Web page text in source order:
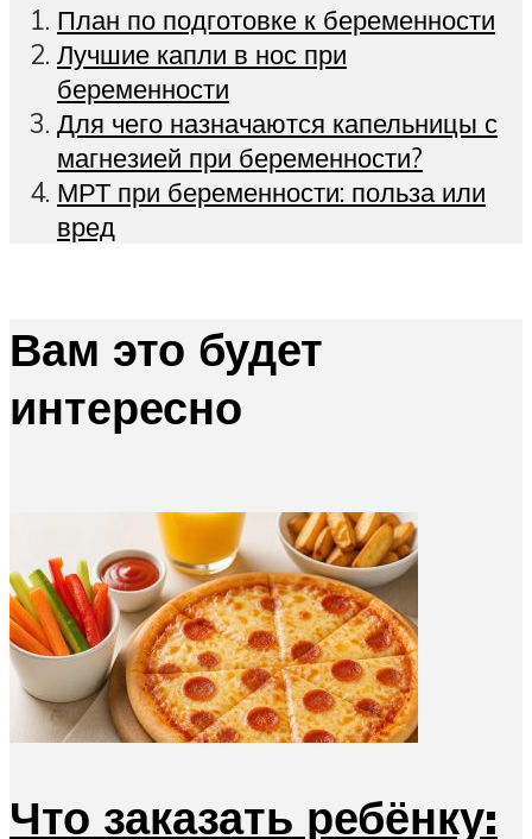
План по подготовке к беременности
Лучшие капли в нос при
беременности
Для чего назначаются капельницы с
магнезией при беременности?
МРТ при беременности: польза или
вред
Вам это будет
интересно
Что заказать ребёнку: